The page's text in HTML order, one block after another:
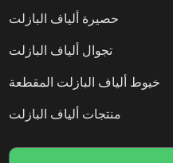
حصيرة ألياف البازلت
تجوال ألياف البازلت
خيوط ألياف البازلت المقطعة
منتجات ألياف البازلت